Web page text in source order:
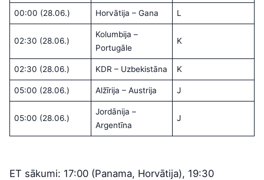
00:00 (28.06.) Horvātija – Gana L
02:30 (28.06.)
Kolumbija –
Portugāle
K
02:30 (28.06.) KDR – Uzbekistāna K
05:00 (28.06.) Alžīrija – Austrija J
05:00 (28.06.)
Jordānija –
Argentīna
J
ET sākumi: 17:00 (Panama, Horvātija), 19:30